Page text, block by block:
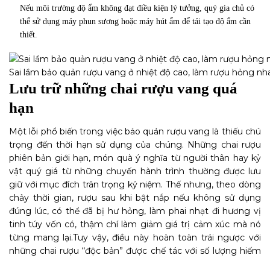
Nếu môi trường độ ẩm không đạt điều kiện lý tưởng, quý gia chủ có
thể sử dụng máy phun sương hoặc máy hút ẩm để tái tạo độ ẩm cần
thiết.
Sai lầm bảo quản rượu vang ở nhiệt độ cao, làm rượu hỏng
Lưu trữ những chai rượu vang quá
hạn
Một lỗi phổ biến trong việc bảo quản rượu vang là thiếu chú
trọng đến thời hạn sử dụng của chúng. Những chai rượu
phiên bản giới hạn, món quà ý nghĩa từ người thân hay kỷ
vật quý giá từ những chuyến hành trình thường được lưu
giữ với mục đích trân trọng kỷ niệm. Thế nhưng, theo dòng
chảy thời gian, rượu sau khi bật nắp nếu không sử dụng
đúng lúc, có thể đã bị hư hỏng, làm phai nhạt đi hương vị
tinh túy vốn có, thậm chí làm giảm giá trị cảm xúc mà nó
từng mang lại.Tuy vậy, điều này hoàn toàn trái ngược với
những chai rượu “độc bản” được chế tác với số lượng hiếm